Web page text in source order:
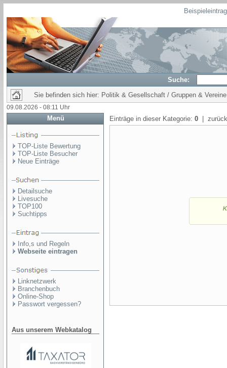
Suche:
Sie befinden sich hier: Politik & Gesellschaft / Gruppen & Vereine
09.08.2026 - 08:11 Uhr
Menü
TOP-Liste Bewertung
TOP-Liste Besucher
Neue Einträge
Detailsuche
Livesuche
TOP100
Suchtipps
Info,s und Regeln
Webseite eintragen
Linknetzwerk
Branchenbuch
Online-Shop
Passwort vergessen?
Aus unserem Webkatalog
Einträge in dieser Kategorie: 0 |